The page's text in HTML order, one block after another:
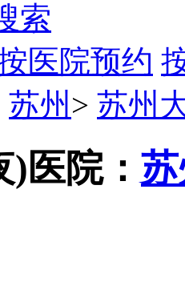
索
医院预约
苏州 > 苏州
)医院：